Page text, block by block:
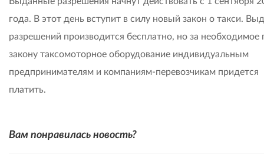
года. В этот день вступит в силу новый закон о такси.
разрешений производится бесплатно, но за необходимое
закону таксомоторное оборудование индивидуальным
предпринимателям и компаниям-перевозчикам придется
платить.
Вам понравилась новость?